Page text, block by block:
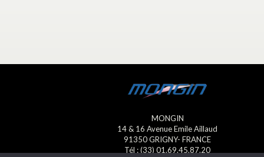
MONGIN
14 & 16 Avenue Emile Aillaud
91350 GRIGNY- FRANCE
Tél : (33) 01.69.45.87.20